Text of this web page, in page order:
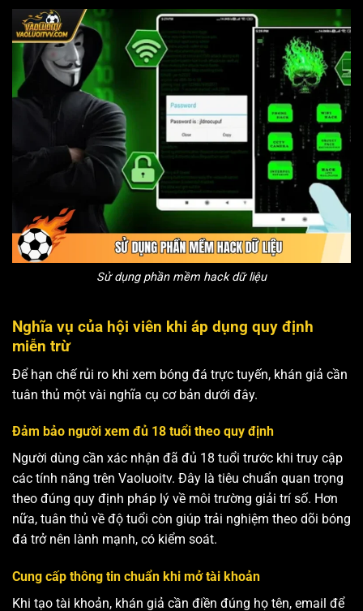
Sử dụng phần mềm hack dữ liệu
Nghĩa vụ của hội viên khi áp dụng quy định
miễn trừ
Để hạn chế rủi ro khi xem bóng đá trực tuyến, khán giả cần
tuân thủ một vài nghĩa cụ cơ bản dưới đây.
Đảm bảo người xem đủ 18 tuổi theo quy định
Người dùng cần xác nhận đã đủ 18 tuổi trước khi truy cập
các tính năng trên Vaoluoitv. Đây là tiêu chuẩn quan trọng
theo đúng quy định pháp lý về môi trường giải trí số. Hơn
nữa, tuân thủ về độ tuổi còn giúp trải nghiệm theo dõi bóng
đá trở nên lành mạnh, có kiểm soát.
Cung cấp thông tin chuẩn khi mở tài khoản
Khi tạo tài khoản, khán giả cần điền đúng họ tên, email để